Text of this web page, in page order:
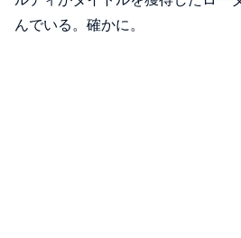
んでいる。確かに。